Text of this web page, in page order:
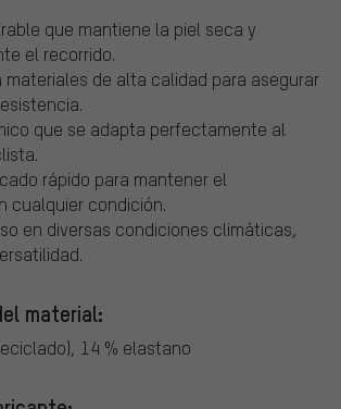
que mantiene la piel seca y
el recorrido.
materiales de alta calidad para asegurar
que se adapta perfectamente al
rápido para mantener el
cualquier condición.
en diversas condiciones climáticas,
material:
14 % elastano